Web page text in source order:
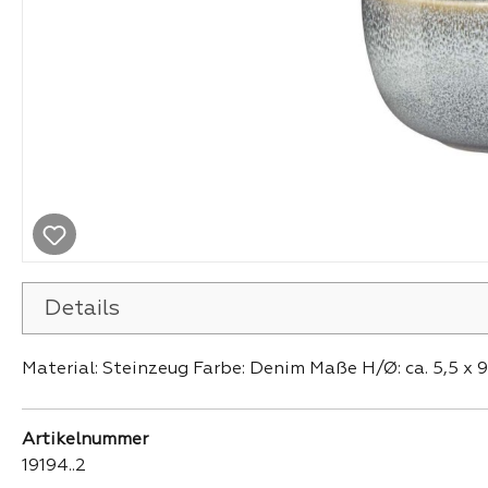
Details
Material: Steinzeug Farbe: Denim Maße H/Ø: ca. 5,5 x
Artikelnummer
19194..2